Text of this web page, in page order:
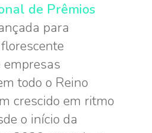
de Prêmios
para
todo o Reino
crescido em ritmo
o início da